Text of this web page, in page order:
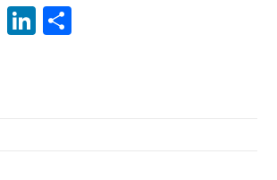
E Li